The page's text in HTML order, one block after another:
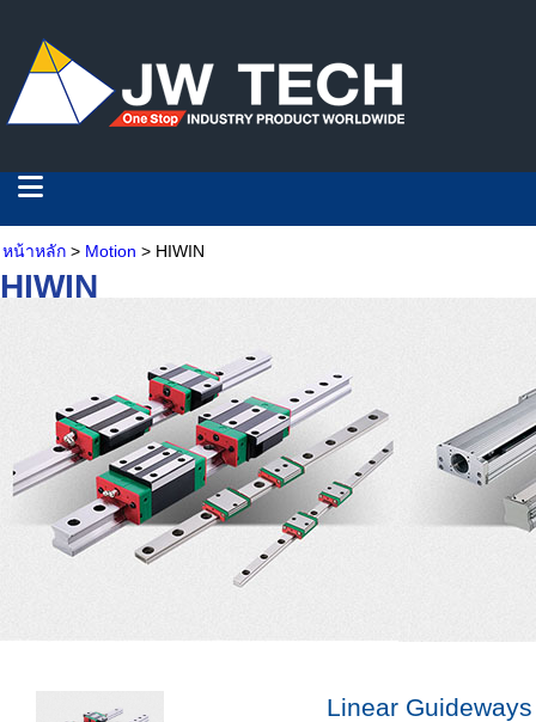
หน้าหลัก > Motion > HIWIN
HIWIN
Linear Guideways